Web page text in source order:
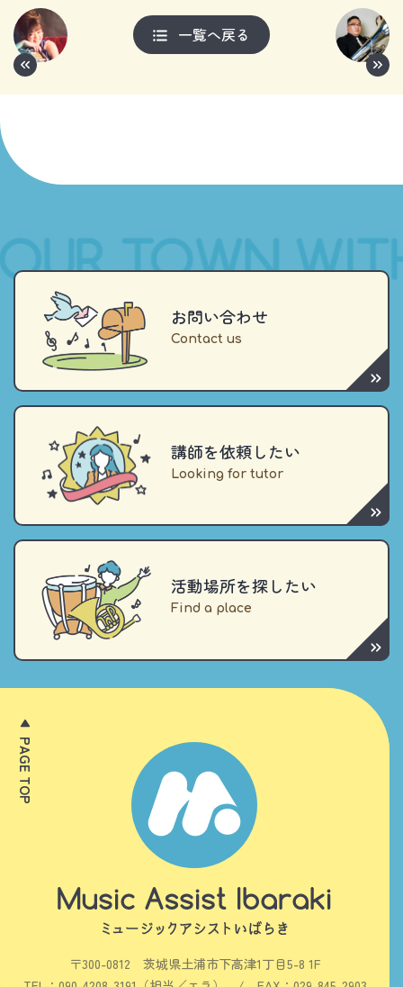
一覧へ戻る
お問い合わせ
講師を依頼したい
活動場所を探したい
〒300-0812 茨城県土浦市下高津1丁目5-8 1F
PAGE TOP